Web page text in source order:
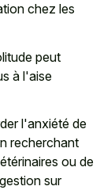
chez les
peut
à l'aise
l'anxiété de
recherchant
ou de
sur